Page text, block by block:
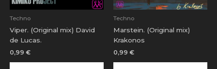
Techno
Viper. (Original mix) David
de Lucas.
0,99 €
Techno
Marstein. (Original mix)
Krakonos
0,99 €